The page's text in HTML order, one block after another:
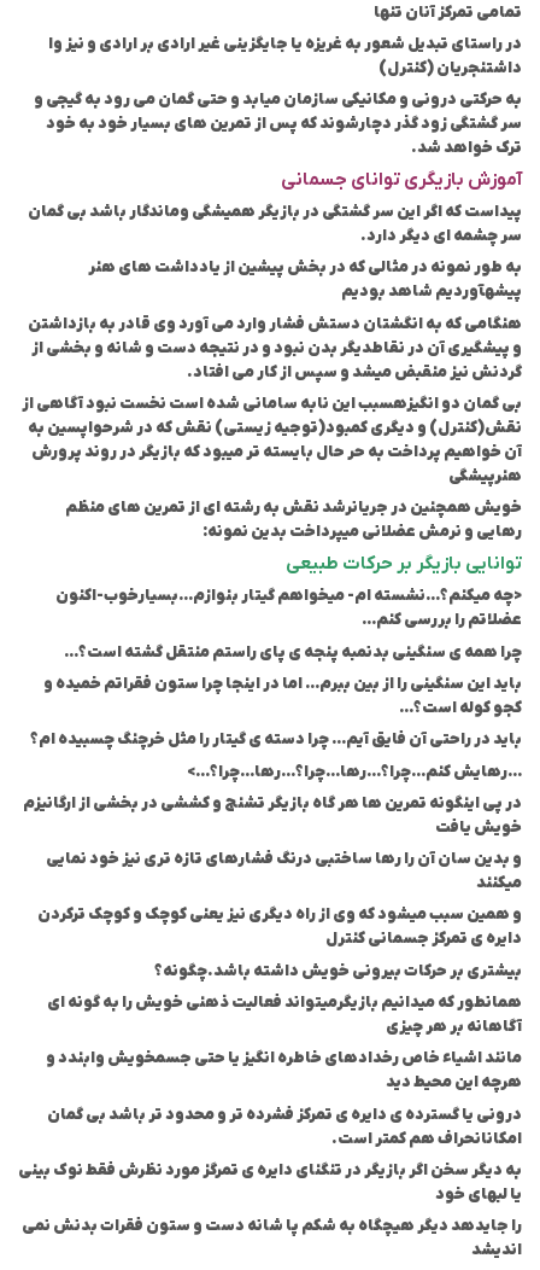
تمامی تمرکز آنان تنها
در راستای تبدیل شعور به غریزه یا جایگزینی غیر ارادی بر ارادی و نیز وا
داشتنجریان (کنترل)
به حرکتی درونی و مکانیکی سازمان میابد و حتی گمان می رود به گیجی و
سر گشتگی زود گذر دچارشوند که پس از تمرین های بسیار خود به خود
ترک خواهد شد.
آموزش بازیگری توانای جسمانی
پیداست که اگر این سر گشتگی در بازیگر همیشگی وماندگار باشد بی گمان
سر چشمه ای دیگر دارد.
به طور نمونه در مثالی که در بخش پیشین از یادداشت های هنر
پیشهآوردیم شاهد بودیم
هنگامی که به انگشتان دستش فشار وارد می آورد وی قادر به بازداشتن
و پیشگیری آن در نقاطدیگر بدن نبود و در نتیجه دست و شانه و بخشی از
گردنش نیز منقبض میشد و سپس از کار می افتاد.
بی گمان دو انگیزهسبب این نابه سامانی شده است نخست نبود آگاهی از
نقش(کنترل) و دیگری کمبود(توجیه زیستی) نقش که در شرحواپسین به
آن خواهیم پرداخت به حر حال بایسته تر میبود که بازیگر در روند پرورش
هنرپیشگی
خویش همچنین در جریانرشد نقش به رشته ای از تمرین های منظم
رهایی و نرمش عضلانی میپرداخت بدین نمونه:
توانایی بازیگر بر حرکات طبیعی
<چه میکنم؟…نشسته ام- میخواهم گیتار بنوازم…بسیارخوب-اکنون
عضلاتم را بررسی کنم…
چرا همه ی سنگینی بدنمبه پنجه ی پای راستم منتقل گشته است؟…
باید این سنگینی را از بین ببرم… اما در اینجا چرا ستون فقراتم خمیده و
کجو کوله است؟…
باید در راحتی آن فایق آیم… چرا دسته ی گیتار را مثل خرچنگ چسبیده ام؟
…رهایش کنم…چرا؟…رها…چرا؟…رها…چرا؟…>
در پی اینگونه تمرین ها هر گاه بازیگر تشنج و کششی در بخشی از ارگانیزم
خویش یافت
و بدین سان آن را رها ساختبی درنگ فشارهای تازه تری نیز خود نمایی
میکنند
و همین سبب میشود که وی از راه دیگری نیز یعنی کوچک و کوچک ترکردن
دایره ی تمرکز جسمانی کنترل
بیشتری بر حرکات بیرونی خویش داشته باشد.چگونه؟
همانطور که میدانیم بازیگرمیتواند فعالیت ذهنی خویش را به گونه ای
آگاهانه بر هر چیزی
مانند اشیاء خاص رخدادهای خاطره انگیز یا حتی جسمخویش وابندد و
هرچه این محیط دید
درونی یا گسترده ی دایره ی تمرکز فشرده تر و محدود تر باشد بی گمان
امکانانحراف هم کمتر است.
به دیگر سخن اگر بازیگر در تنگنای دایره ی تمرگز مورد نظرش فقط نوک بینی
یا لبهای خود
را جایدهد دیگر هیچگاه به شکم پا شانه دست و ستون فقرات بدنش نمی
اندیشد